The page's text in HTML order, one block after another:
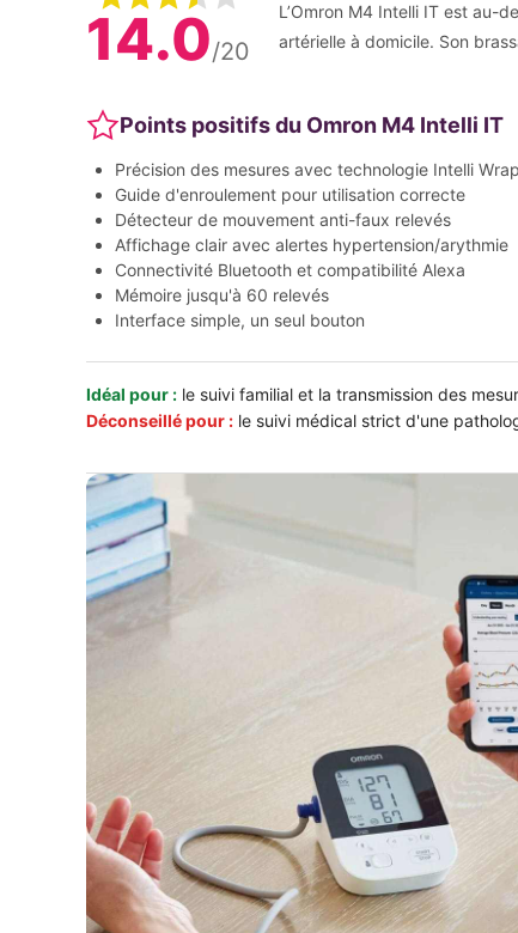
14.0/20
L’Omron M4 Intelli IT est au-
artérielle à domicile. Son
Points positifs du Omron M4 Intelli IT
Précision des mesures avec technologie Intelli Wrap
Guide d'enroulement pour utilisation correcte
Détecteur de mouvement anti-faux relevés
Affichage clair avec alertes hypertension/arythmie
Connectivité Bluetooth et compatibilité Alexa
Mémoire jusqu'à 60 relevés
Interface simple, un seul bouton
Idéal pour : le suivi familial et la transmission des
Déconseillé pour : le suivi médical strict d'une